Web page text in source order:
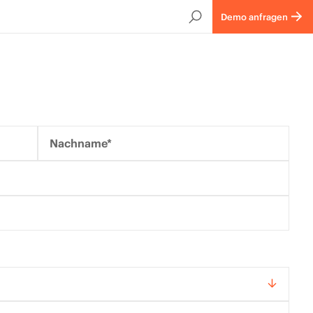
Demo anfragen
Nachname*